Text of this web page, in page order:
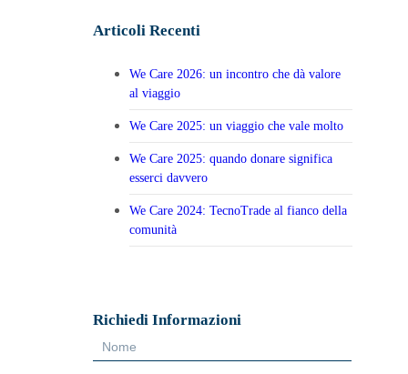
Articoli Recenti
We Care 2026: un incontro che dà valore
al viaggio
We Care 2025: un viaggio che vale molto
We Care 2025: quando donare significa
esserci davvero
We Care 2024: TecnoTrade al fianco della
comunità
Richiedi Informazioni
Form